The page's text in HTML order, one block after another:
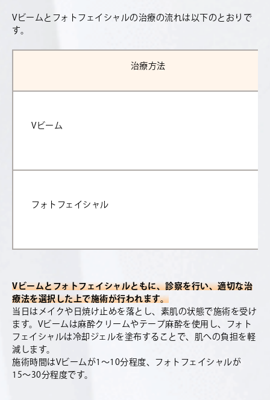
Vビームとフォトフェイシャルの治療の流れは以下のとおりで
す。
治療方法
Vビーム
フォトフェイシャル
Vビームとフォトフェイシャルともに、診察を行い、適切な治
療法を選択した上で施術が行われます。
当日はメイクや日焼け止めを落とし、素肌の状態で施術を受け
ます。Vビームは麻酔クリームやテープ麻酔を使用し、フォト
フェイシャルは冷却ジェルを塗布することで、肌への負担を軽
減します。
施術時間はVビームが1〜10分程度、フォトフェイシャルが
15〜30分程度です。